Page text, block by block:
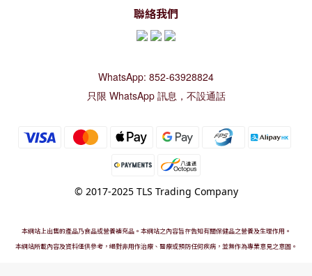
聯絡我們
WhatsApp: 852-63928824
只限 WhatsApp 訊息，不設通話
© 2017-2025 TLS Trading Company
本網站上出售的產品乃食品或營養補充品。本網站之內容旨在告知有關保健品之營養及生理作用。
本網站所載內容及資料僅供參考，絕對非用作治療、醫療或預防任何疾病，並無作為專業意見之意圖。